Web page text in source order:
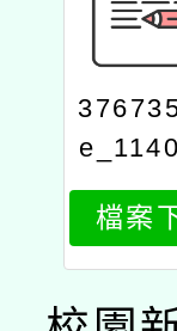
1
檔案